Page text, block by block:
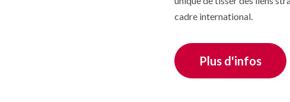
cadre international.
Plus d'infos